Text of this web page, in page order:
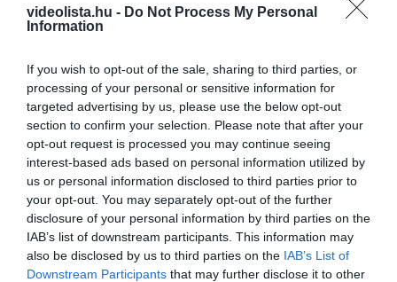
videolista.hu - Do Not Process My Personal
Information
If you wish to opt-out of the sale, sharing to third parties, or
processing of your personal or sensitive information for
targeted advertising by us, please use the below opt-out
section to confirm your selection. Please note that after your
opt-out request is processed you may continue seeing
interest-based ads based on personal information utilized by
us or personal information disclosed to third parties prior to
your opt-out. You may separately opt-out of the further
disclosure of your personal information by third parties on the
IAB’s list of downstream participants. This information may
also be disclosed by us to third parties on the IAB’s List of
Downstream Participants that may further disclose it to other
Fungus Is A Parasite, And It Dies From A Drop Of
Plain...
171 121 258